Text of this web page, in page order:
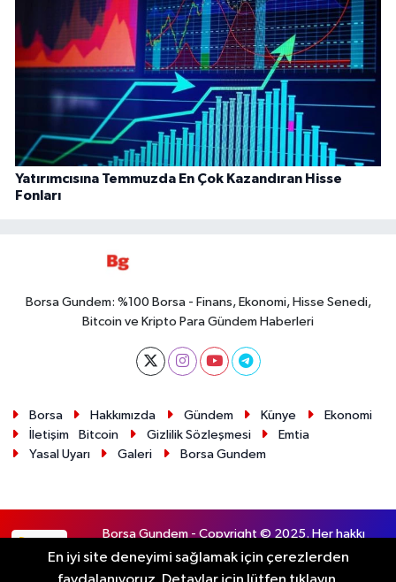
Yatırımcısına Temmuzda En Çok Kazandıran Hisse
Fonları
Borsa Gundem: %100 Borsa - Finans, Ekonomi, Hisse Senedi,
Bitcoin ve Kripto Para Gündem Haberleri
Borsa Hakkımızda Gündem Künye
Ekonomi
İletişim
Bitcoin Gizlilik Sözleşmesi
Emtia
Yasal Uyarı
Galeri Borsa Gundem
Borsa Gundem - Copyright © 2025. Her hakkı
saklıdır.
En iyi site deneyimi sağlamak için çerezlerden